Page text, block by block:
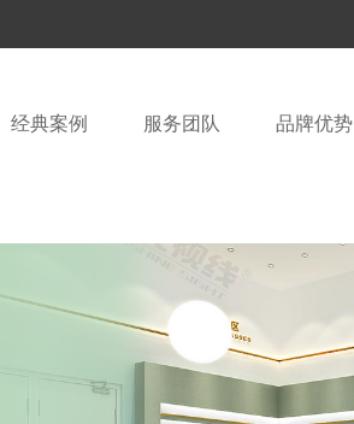
经典案例 服务团队 品牌优势